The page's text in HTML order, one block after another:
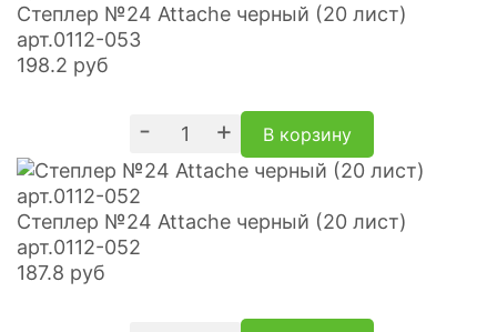
Степлер №24 Attache черный (20 лист)
арт.0112-053
198.2 руб
- + В корзину
Степлер №24 Attache черный (20 лист)
арт.0112-052
187.8 руб